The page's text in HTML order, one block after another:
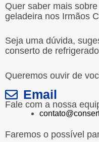
Quer saber mais
geladeira nos Irmãos
Seja uma dúvida,
conserto de
Queremos ouvir de
Email
Fale com a nossa
Faremos o possível